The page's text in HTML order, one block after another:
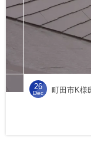
26
Dec 町田市K様